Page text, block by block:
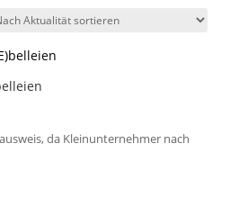
da Kleinunternehmer nach